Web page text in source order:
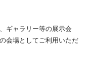
ギャラリー等の展示会
会場としてご利用いただ